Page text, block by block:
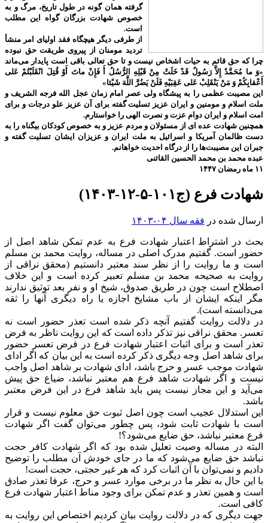
گرفته همان گونه در طول تاریخ، مرگ و به
خصوص شهادت بزرگان گواه این مطلب
است.
از طرفی دیگر هیچگاه فقد اولیای امر منشأ
تردید مومنان از پیروی طریقت حق نبوده
چرا که حق قائم به حیات اشخاص نیست و تا حق تعالی باقی است پایدار می‌ماند
«وَ ما مُحَمَّدٌ إِلاَّ رَسُولٌ قَدْ خَلَتْ مِنْ قَبْلِهِ الرُّسُلُ أَ فَإِنْ ماتَ أَوْ قُتِلَ انْقَلَبْتُمْ عَلى‌
أَعْقابِكُمْ وَ مَنْ يَنْقَلِبْ عَلى‌ عَقِبَيْهِ فَلَنْ يَضُرَّ اللَّهَ شَيْئا»
این مصیبت عظمی را به پیشگاه ولی عصر امام زمان عجل الله فرجه الشریف و
ملت اسلام و مومنین و ایران عزیز تسلیت گفته برای آن عزیز علو درجات و برای
امت اسلام و ایران دوام عزت و نصرت الهی را خواستارم.
همچنین شهادت عده ای از مسئولان و مردم عزیز و به خصوص کودکان بیگناه را به
دست ظالمان آمریکا و اسرائیل به ملت ایران و عزیزان ایشان تسلیت گفته و
جبران این مصیبت‌ها را از درگاه احدیت خواهانم.
عبده محمد بن محمد الحسین القائنی
۱۱ ماه رمضان ۱۴۴۷
شهادت فرع (ج۱۰۱-۵-۱۲-۱۴۰۳)
ارسال شده در فقه سال ۰۴-۱۴۰۳
بحث در اشتراط اعتبار شهادت فرع به عدم تمکن شاهد اصل از
حضور است. گفتیم مدرک اصلی در مساله، روایت محمد بن مسلم
است و ما روایت را از نظر سند معتبر دانستیم (محقق نراقی از
روایت به صحیحه محمد بن مسلم تعبیر کرده است و این خلاف
اصطلاح است چون در طریق صدوق، شیخ او و نفر بعد توثیق ندارند
مگر اینکه ایشان از باب مشایخ اجازه یا راه دیگری آنها را ثقه
می‌دانسته است).
در دلالت روایت گفتیم آنچه ذکر شده است تعذر حضور است نه
تعسر. محقق نراقی نیز تذکر داده است که این روایت ناظر به فرض
تعذر است و برای اثبات اعتبار شهادت فرع در فرض تعسر حضور
برای شاهد اصل وجه دیگری ذکر کرده است به این بیان که اگر ادای
شهادت موجب عسر و حرج باشد، ادای شهادت بر شاهد اصل واجب
نیست و اگر شهادت شاهد فرع هم معتبر نباشد، ضیاع حق پیش
می‌آید و این مجاز نیست پس باید شاهد فرع در این فرض معتبر
باشد.
این استدلال عجیب است چون اصل ثبوت حق معلوم نیست و قرار
است با شهادت ثابت شود، پس چطور می‌توان گفت اگر شهادت
فرع معتبر نباشد، حق ضایع می‌شود؟!
البته در مساله وصیت تعلیل شده بود که اگر شهادت کافر حجت
نباشد حق ضایع می‌شود که ما در جای خودش آن مطلب را توضیح
دادیم و نمی‌توان با آن اثبات کرد که هر غیر حجتی، حجت است!
با این حال به نظر ما در برخی موارد عسر و حرج، عرفا تعذر صادق
است و همین تعذر و عدم تمکن برای وجود مناط اعتبار شهادت فرع
کافی است.
جهت دیگری که در دلالت روایت بیان کردیم اختصاص این روایت به